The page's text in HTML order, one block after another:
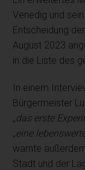
Venedig und
Entscheidung
August 2023
in die Liste des
In einem
Bürgermeister
„das erste
„eine
warnte
Stadt und der